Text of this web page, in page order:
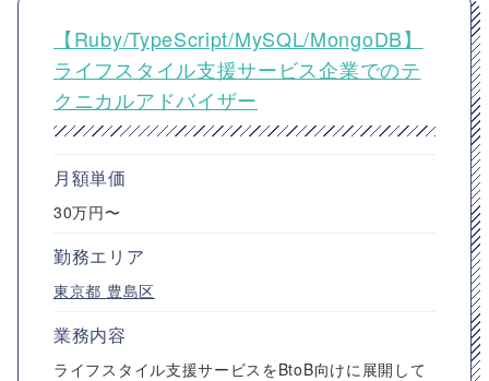
【Ruby/TypeScript/MySQL/MongoDB】
ライフスタイル支援サービス企業でのテ
クニカルアドバイザー
月額単価
30万円〜
勤務エリア
東京都 豊島区
業務内容
ライフスタイル支援サービスをBtoB向けに展開して